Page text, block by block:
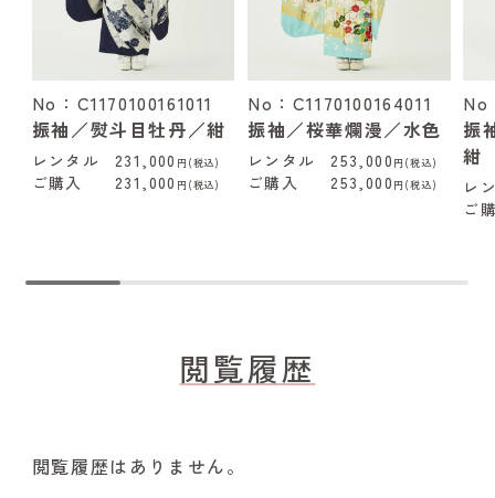
No：C1170100161011
振袖／熨斗目牡丹／紺
レンタル 231,000 円(税込)
ご購入 231,000 円(税込)
No：C1170100164011
振袖／桜華爛漫／水色
レンタル 253,000 円(税込)
ご購入 253,000 円(税込)
No
振
紺
レ
ご
閲覧履歴
閲覧履歴はありません。